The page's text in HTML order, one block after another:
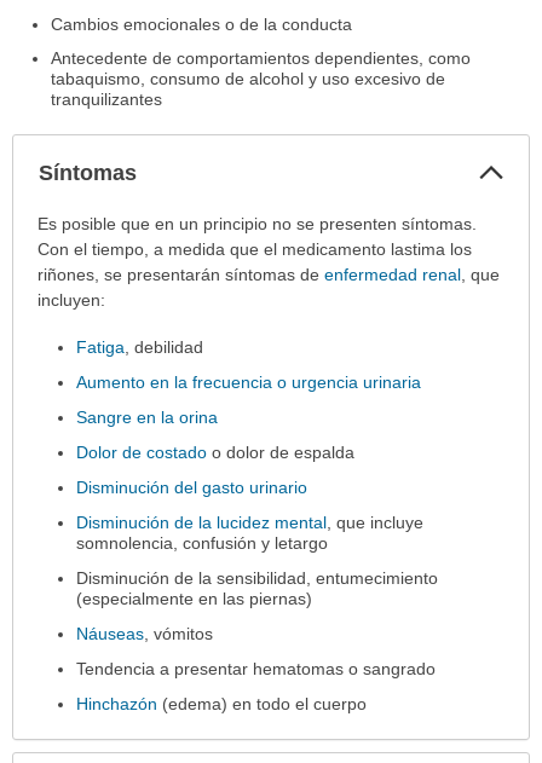
Cambios emocionales o de la conducta
Antecedente de comportamientos dependientes, como
tabaquismo, consumo de alcohol y uso excesivo de
tranquilizantes
Síntomas
Síntomas
sido
extendido.
Es posible que en un principio no se presenten síntomas.
Con el tiempo, a medida que el medicamento lastima los
riñones, se presentarán síntomas de enfermedad renal, que
incluyen:
Fatiga, debilidad
Aumento en la frecuencia o urgencia urinaria
Sangre en la orina
Dolor de costado o dolor de espalda
Disminución del gasto urinario
Disminución de la lucidez mental, que incluye
somnolencia, confusión y letargo
Disminución de la sensibilidad, entumecimiento
(especialmente en las piernas)
Náuseas, vómitos
Tendencia a presentar hematomas o sangrado
Hinchazón (edema) en todo el cuerpo